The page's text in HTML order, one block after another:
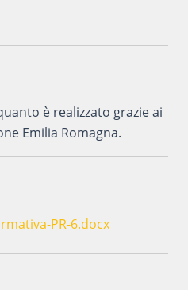
è realizzato grazie ai
Emilia Romagna.
PR-6.docx